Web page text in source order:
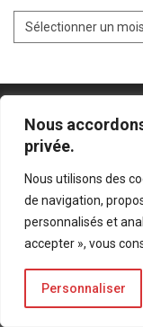
Nous
privée.
Nous utilisons des
de navigation,
personnalisés et
accepter », vous
Personnaliser
Bluesky
LinkedIn
Twitter